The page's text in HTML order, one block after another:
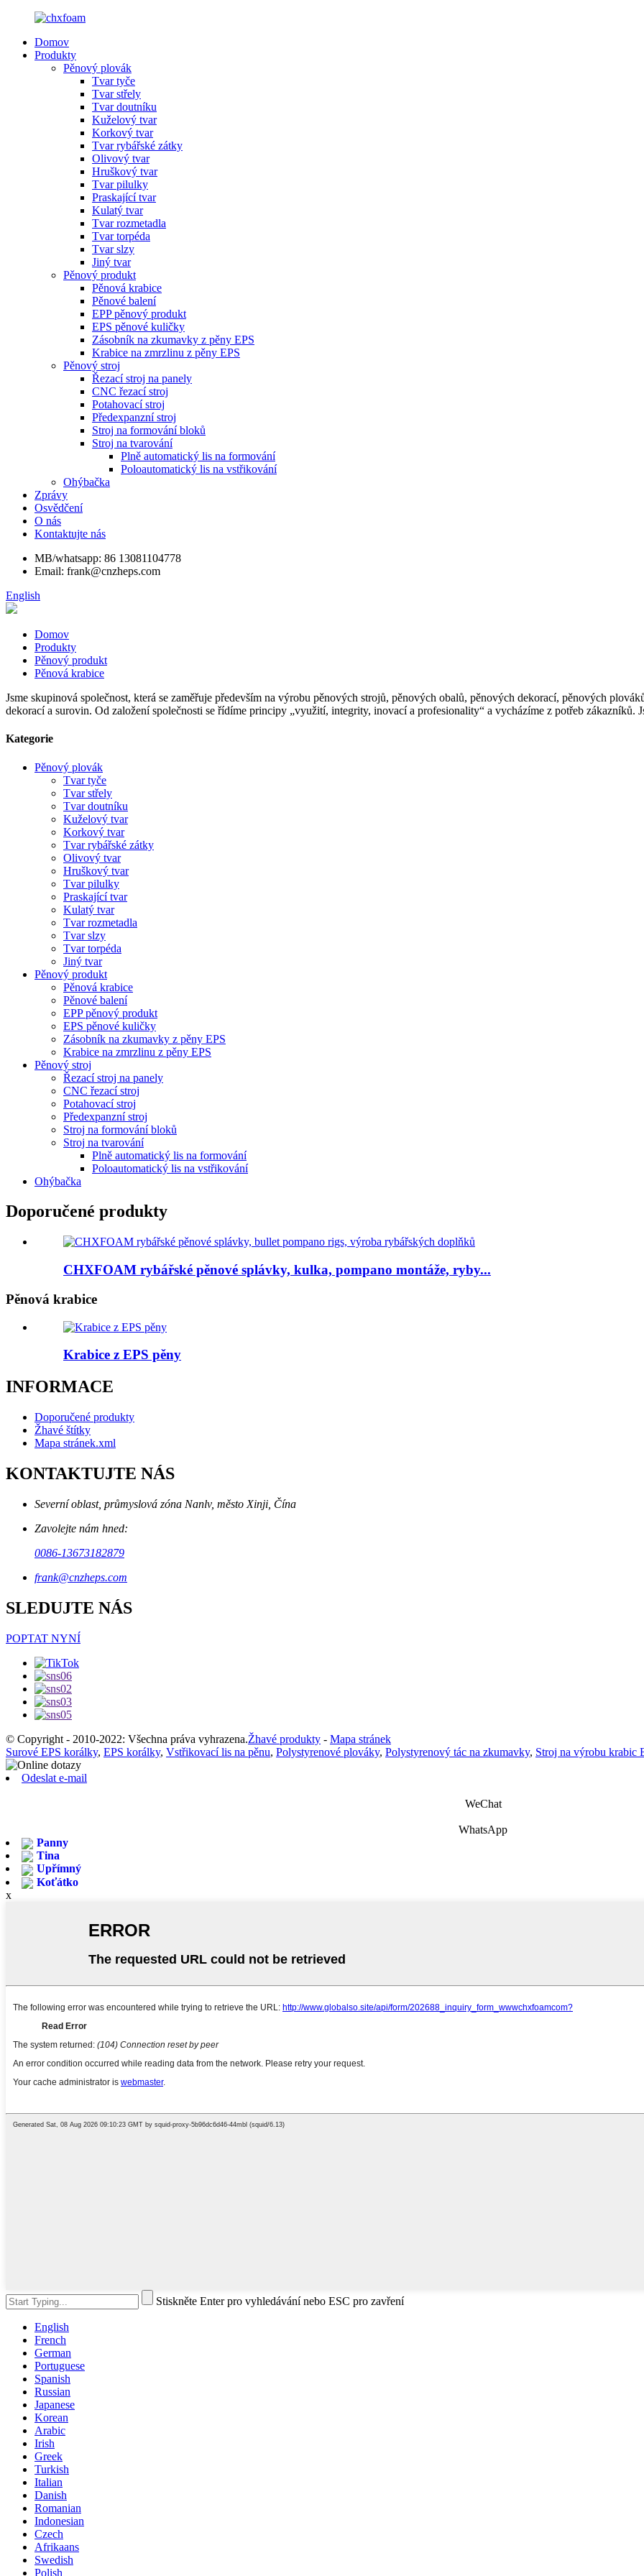
Domov
Produkty
Pěnový plovák
Tvar tyče
Tvar střely
Tvar doutníku
Kuželový tvar
Korkový tvar
Tvar rybářské zátky
Olivový tvar
Hruškový tvar
Tvar pilulky
Praskající tvar
Kulatý tvar
Tvar rozmetadla
Tvar torpéda
Tvar slzy
Jiný tvar
Pěnový produkt
Pěnová krabice
Pěnové balení
EPP pěnový produkt
EPS pěnové kuličky
Zásobník na zkumavky z pěny EPS
Krabice na zmrzlinu z pěny EPS
Pěnový stroj
Řezací stroj na panely
CNC řezací stroj
Potahovací stroj
Předexpanzní stroj
Stroj na formování bloků
Stroj na tvarování
Plně automatický lis na formování
Poloautomatický lis na vstřikování
Ohýbačka
Zprávy
Osvědčení
O nás
Kontaktujte nás
MB/whatsapp: 86 13081104778
Email: frank@cnzheps.com
English
Domov
Produkty
Pěnový produkt
Pěnová krabice
Jsme skupinová společnost, která se zaměřuje především na výrobu pěnových strojů, pěnových obalů, pěnových dekorací, pěnových
dekorací a surovin. Od založení společnosti se řídíme principy „využití, integrity, inovací a profesionality“ a vycházíme z potřeb zákazníků.
Kategorie
Pěnový plovák
Tvar tyče
Tvar střely
Tvar doutníku
Kuželový tvar
Korkový tvar
Tvar rybářské zátky
Olivový tvar
Hruškový tvar
Tvar pilulky
Praskající tvar
Kulatý tvar
Tvar rozmetadla
Tvar slzy
Tvar torpéda
Jiný tvar
Pěnový produkt
Pěnová krabice
Pěnové balení
EPP pěnový produkt
EPS pěnové kuličky
Zásobník na zkumavky z pěny EPS
Krabice na zmrzlinu z pěny EPS
Pěnový stroj
Řezací stroj na panely
CNC řezací stroj
Potahovací stroj
Předexpanzní stroj
Stroj na formování bloků
Stroj na tvarování
Plně automatický lis na formování
Poloautomatický lis na vstřikování
Ohýbačka
Doporučené produkty
CHXFOAM rybářské pěnové splávky, kulka, pompano montáže, ryby...
Pěnová krabice
Krabice z EPS pěny
INFORMACE
Doporučené produkty
Žhavé štítky
Mapa stránek.xml
KONTAKTUJTE NÁS
Severní oblast, průmyslová zóna Nanlv, město Xinji, Čína
Zavolejte nám hned:
0086-13673182879
frank@cnzheps.com
SLEDUJTE NÁS
POPTAT NYNÍ
© Copyright - 2010-2022: Všechna práva vyhrazena.Žhavé produkty - Mapa stránek
Surové EPS korálky, EPS korálky, Vstřikovací lis na pěnu, Polystyrenové plováky, Polystyrenový tác na zkumavky, Stroj na výrobu krabic
Odeslat e-mail
WeChat
WhatsApp
Panny
Tina
Upřímný
Koťátko
x
Stiskněte Enter pro vyhledávání nebo ESC pro zavření
English
French
German
Portuguese
Spanish
Russian
Japanese
Korean
Arabic
Irish
Greek
Turkish
Italian
Danish
Romanian
Indonesian
Czech
Afrikaans
Swedish
Polish